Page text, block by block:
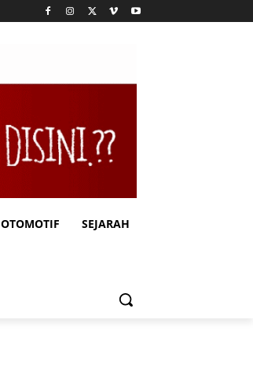
OTOMOTIF SEJARAH